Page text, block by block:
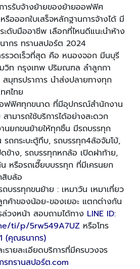
ารรับจ้างย้ายของย้ายออฟฟิศ
รือออกใบเสร็จหลักฐานการจ้างได้ มี
ะดับมืออาชีพ เลือกที่ไหนดีแนะนำห้าง
ากร ทรานสปอร์ต 2024
รรวดเร็วที่สุด คือ หนองจอก มีนบุรี
วิท กรุงเทพ ปริมณฑล ลำลูกกา
มุทรปราการ นำส่งปลายทางทุก
ศไทย
ฟฟิศทุกขนาด ที่มีอุปกรณ์สำนักงาน
ามารถใช้บริการได้อย่างสะดวก
นยกขนย้ายให้ทุกชิ้น มีรถบรรทุก
รถกระบะตู้ทึบ, รถบรรทุก4ล้อจัมโบ้,
ข้าง, รถบรรทุกหกล้อ เปิดฝาท้าย,
หรือรถเฮี๊ยบบรรทุก ที่มีเครนยก
สิบล้อ
บรรทุกขนย้าย : เหมาวัน เหมาเที่ยว
กค้าของน้อย-ของเยอะ แตกต่างกัน
ล่วงหน้า สอบถามได้ทาง LINE ID:
ti/p/5rw549A7UZ หรือโทร
(คุณธนากร)
รายละเอียดบริการที่มีครบวงจร
รทรานสปอร์ต.com